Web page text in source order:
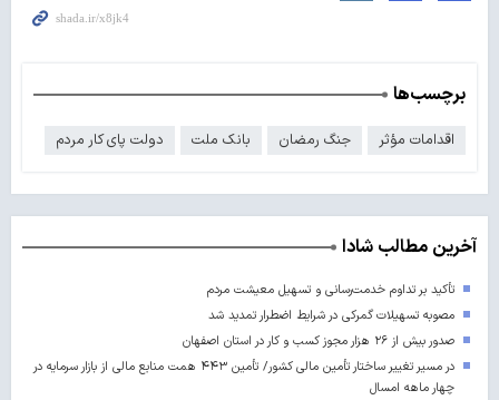
برچسب‌ها
اقدامات مؤثر جنگ رمضان بانک ملت دولت پای کار مردم
آخرین مطالب شادا
تأکید بر تداوم خدمت‌رسانی و تسهیل معیشت مردم
مصوبه تسهیلات گمرکی در شرایط اضطرار تمدید شد
صدور بیش از ۲۶ هزار مجوز کسب‌ و کار در استان اصفهان
در مسیر تغییر ساختار تأمین مالی کشور/ تأمین ۴۴۳ همت منابع مالی از بازار سرمایه در
چهار ماهه امسال